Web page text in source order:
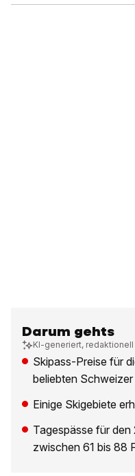
Darum gehts
KI-generiert,
Skipass-Preise für
beliebten
Einige Skigebiete
Tagespässe für
zwischen 61 bis 88